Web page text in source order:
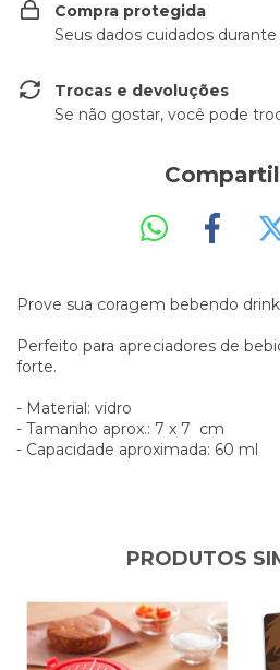
Compra protegida
Seus dados cuidados
Trocas e devoluções
Se não gostar, você pode
Prove sua coragem bebendo
Perfeito para apreciadores de
forte.
- Material: vidro
- Tamanho aprox.: 7 x 7 cm
- Capacidade aproximada: 60 ml
PRODUTOS